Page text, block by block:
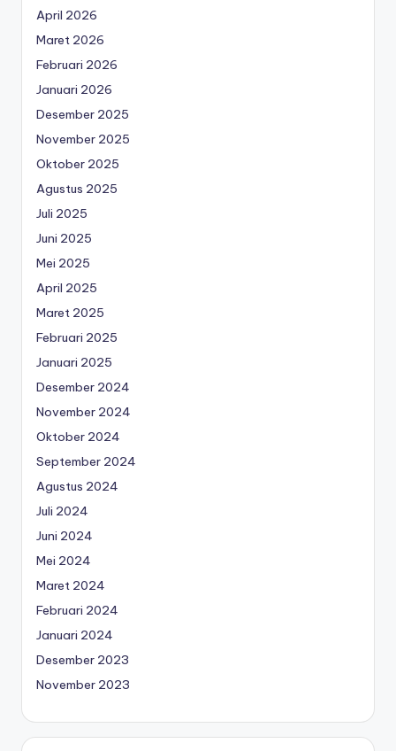
April 2026
Maret 2026
Februari 2026
Januari 2026
Desember 2025
November 2025
Oktober 2025
Agustus 2025
Juli 2025
Juni 2025
Mei 2025
April 2025
Maret 2025
Februari 2025
Januari 2025
Desember 2024
November 2024
Oktober 2024
September 2024
Agustus 2024
Juli 2024
Juni 2024
Mei 2024
Maret 2024
Februari 2024
Januari 2024
Desember 2023
November 2023